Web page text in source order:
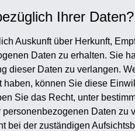
Ihrer Daten?
Auskunft über Herkunft,
Daten zu erhalten. Sie
dieser Daten zu verlangen.
können Sie diese
Sie das Recht, unter
Daten zu
bei der zuständigen